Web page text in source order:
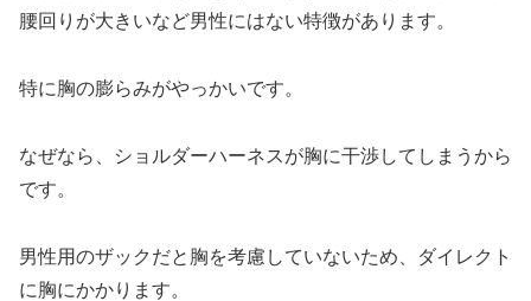
腰回りが大きいなど男性にはない特徴があります。
特に胸の膨らみがやっかいです。
なぜなら、ショルダーハーネスが胸に干渉してしまうから
です。
男性用のザックだと胸を考慮していないため、ダイレクト
に胸にかかります。